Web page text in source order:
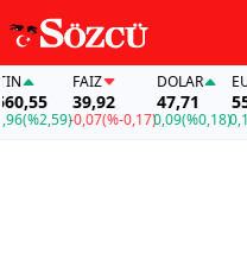
(%2,59)
FAİZ
39,92
-0,07(%-0,17)
DOLAR
47,71
0,09(%0,18)0,18